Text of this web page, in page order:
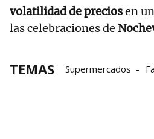
volatilidad de preciosen
las celebraciones de
TEMAS Supermercados